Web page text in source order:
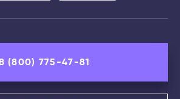
(800) 775-47-81